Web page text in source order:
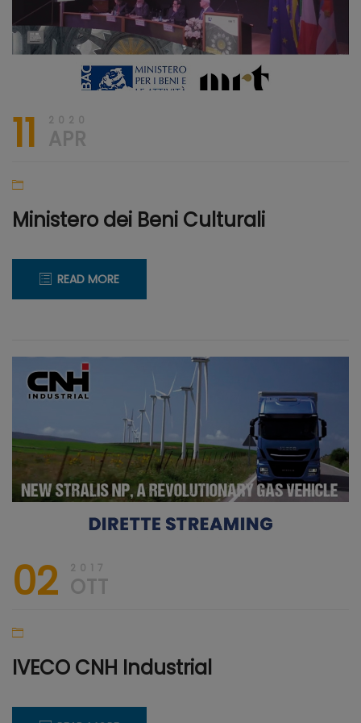
11 2020
APR
Ministero dei Beni Culturali
READ MORE
11
Aprile
2020
CREARE
WEB
02 2017
OTT
IVECO CNH Industrial